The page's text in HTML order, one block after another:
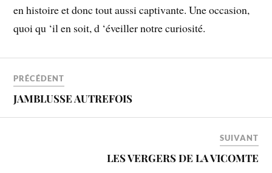
en histoire et donc tout aussi captivante. Une occasion,
quoi qu ‘il en soit, d ‘éveiller notre curiosité.
PRÉCÉDENT
JAMBLUSSE AUTREFOIS
SUIVANT
LES VERGERS DE LA VICOMTE